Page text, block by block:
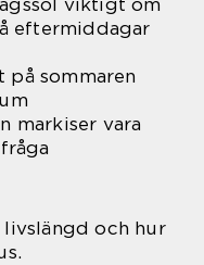
viktigt om
eftermiddagar
på sommaren
markiser vara
och hur